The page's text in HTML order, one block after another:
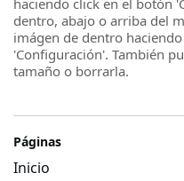
dentro, abajo o arriba del
imágen de dentro
'Configuración'. También
tamaño o borrarla.
Páginas
Inicio